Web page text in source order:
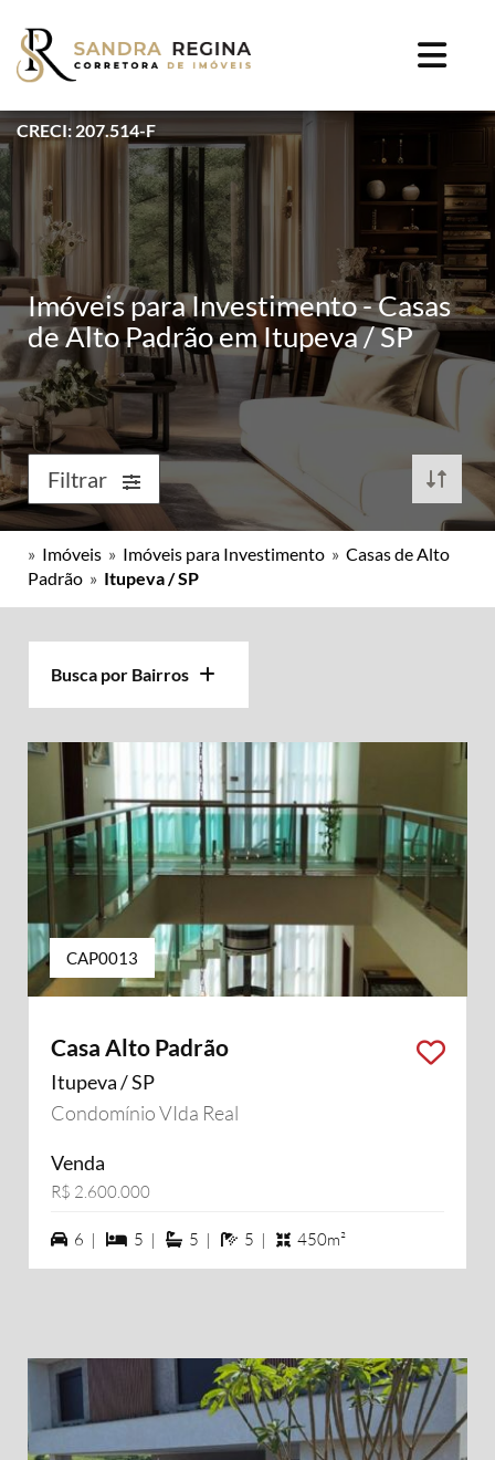
CRECI: 207.514-F
Imóveis para Investimento - Casas
de Alto Padrão em Itupeva / SP
Filtrar
» Imóveis » Imóveis para Investimento » Casas de Alto
Padrão » Itupeva / SP
Busca por Bairros
CAP0013
Casa Alto Padrão
Itupeva / SP
Condomínio VIda Real
Venda
R$ 2.600.000
6 vagas na garagem
6 | 5 dormiórios
5 | 5 suítes
5 | 5 banheiros
5 | 450m²